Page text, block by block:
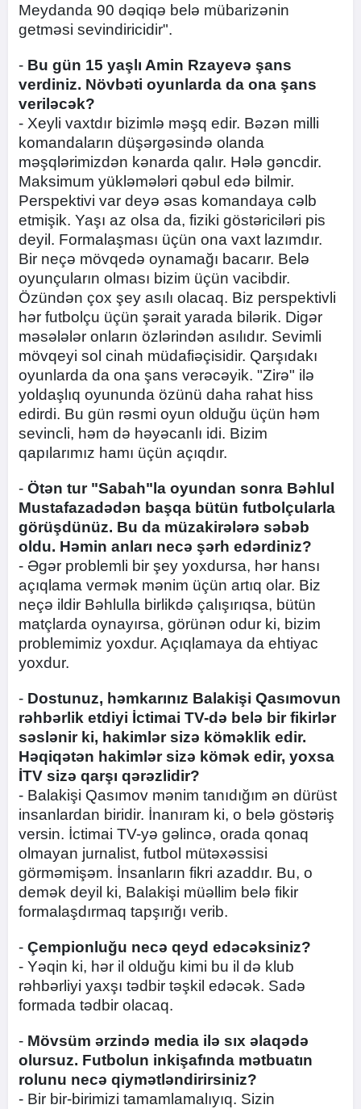
Meydanda 90 dəqiqə belə mübarizənin
getməsi sevindiricidir".
- Bu gün 15 yaşlı Amin Rzayevə şans
verdiniz. Növbəti oyunlarda da ona şans
veriləcək?
- Xeyli vaxtdır bizimlə məşq edir. Bəzən milli
komandaların düşərgəsində olanda
məşqlərimizdən kənarda qalır. Hələ gəncdir.
Maksimum yükləmələri qəbul edə bilmir.
Perspektivi var deyə əsas komandaya cəlb
etmişik. Yaşı az olsa da, fiziki göstəriciləri pis
deyil. Formalaşması üçün ona vaxt lazımdır.
Bir neçə mövqedə oynamağı bacarır. Belə
oyunçuların olması bizim üçün vacibdir.
Özündən çox şey asılı olacaq. Biz perspektivli
hər futbolçu üçün şərait yarada bilərik. Digər
məsələlər onların özlərindən asılıdır. Sevimli
mövqeyi sol cinah müdafiəçisidir. Qarşıdakı
oyunlarda da ona şans verəcəyik. "Zirə" ilə
yoldaşlıq oyununda özünü daha rahat hiss
edirdi. Bu gün rəsmi oyun olduğu üçün həm
sevincli, həm də həyəcanlı idi. Bizim
qapılarımız hamı üçün açıqdır.
- Ötən tur "Sabah"la oyundan sonra Bəhlul
Mustafazadədən başqa bütün futbolçularla
görüşdünüz. Bu da müzakirələrə səbəb
oldu. Həmin anları necə şərh edərdiniz?
- Əgər problemli bir şey yoxdursa, hər hansı
açıqlama vermək mənim üçün artıq olar. Biz
neçə ildir Bəhlulla birlikdə çalışırıqsa, bütün
matçlarda oynayırsa, görünən odur ki, bizim
problemimiz yoxdur. Açıqlamaya da ehtiyac
yoxdur.
- Dostunuz, həmkarınız Balakişi Qasımovun
rəhbərlik etdiyi İctimai TV-də belə bir fikirlər
səslənir ki, hakimlər sizə köməklik edir.
Həqiqətən hakimlər sizə kömək edir, yoxsa
İTV sizə qarşı qərəzlidir?
- Balakişi Qasımov mənim tanıdığım ən dürüst
insanlardan biridir. İnanıram ki, o belə göstəriş
versin. İctimai TV-yə gəlincə, orada qonaq
olmayan jurnalist, futbol mütəxəssisi
görməmişəm. İnsanların fikri azaddır. Bu, o
demək deyil ki, Balakişi müəllim belə fikir
formalaşdırmaq tapşırığı verib.
- Çempionluğu necə qeyd edəcəksiniz?
- Yəqin ki, hər il olduğu kimi bu il də klub
rəhbərliyi yaxşı tədbir təşkil edəcək. Sadə
formada tədbir olacaq.
- Mövsüm ərzində media ilə sıx əlaqədə
olursuz. Futbolun inkişafında mətbuatın
rolunu necə qiymətləndirirsiniz?
- Bir bir-birimizi tamamlamalıyıq. Sizin